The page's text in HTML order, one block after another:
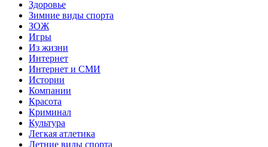
Здоровье
Зимние виды спорта
ЗОЖ
Игры
Из жизни
Интернет
Интернет и СМИ
Истории
Компании
Красота
Криминал
Культура
Легкая атлетика
Летние виды спорта